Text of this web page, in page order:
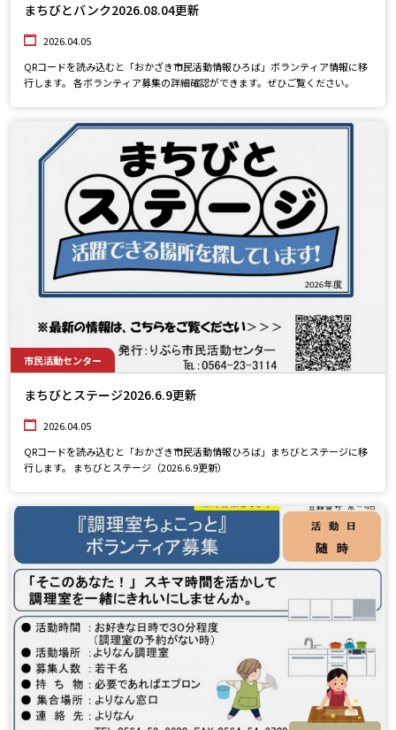
まちびとバンク2026.08.04更新
2026.04.05
QRコードを読み込むと「おかざき市民活動情報ひろば」ボランティア情報に移
行します。 各ボランティア募集の詳細確認ができます。ぜひご覧ください。
市民活動センター
まちびとステージ2026.6.9更新
2026.04.05
QRコードを読み込むと「おかざき市民活動情報ひろば」まちびとステージに移
行します。 まちびとステージ（2026.6.9更新）